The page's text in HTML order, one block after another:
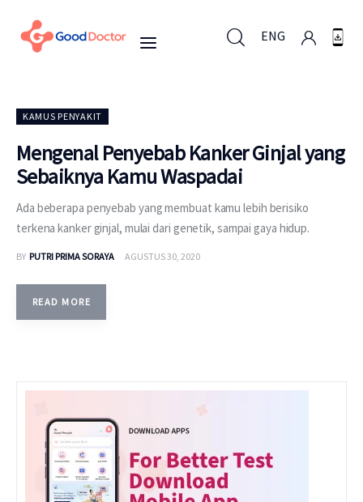
ENG
Untuk Bisnis
Untuk Anda
Mengapa Good Doctor
Berita
KAMUS PENYAKIT
Mengenal Penyebab Kanker Ginjal yang
Sebaiknya Kamu Waspadai
Ada beberapa penyebab yang membuat kamu lebih berisiko
terkena kanker ginjal, mulai dari genetik, sampai gaya hidup.
BY PUTRI PRIMA SORAYA AGUSTUS 30, 2020
READ MORE